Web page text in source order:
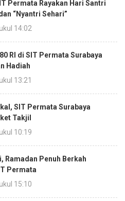
Permata Rayakan Hari Santri
“Nyantri Sehari”
14:02
RI di SIT Permata Surabaya
Hadiah
13:21
SIT Permata Surabaya
Takjil
10:19
Ramadan Penuh Berkah
Permata
15:10